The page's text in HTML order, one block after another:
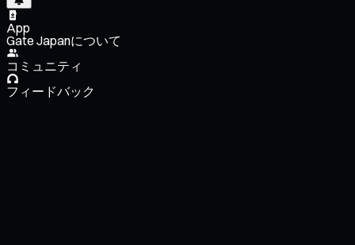
App
Gate Japanについて
コミュニティ
フィードバック